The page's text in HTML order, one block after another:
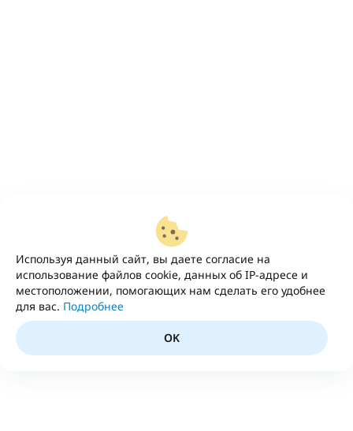
Используя данный сайт, вы даете согласие на
использование файлов cookie, данных об IP-адресе и
местоположении, помогающих нам сделать его удобнее
для вас. Подробнее
OK